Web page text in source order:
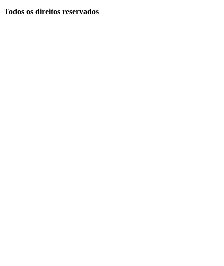
Todos os direitos reservados